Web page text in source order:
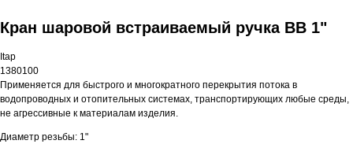
Кран шаровой встраиваемый ручка ВВ 1"
Itap
1380100
Применяется для быстрого и многократного перекрытия потока в
водопроводных и отопительных системах, транспортирующих любые среды,
не агрессивные к материалам изделия.
Диаметр резьбы: 1"